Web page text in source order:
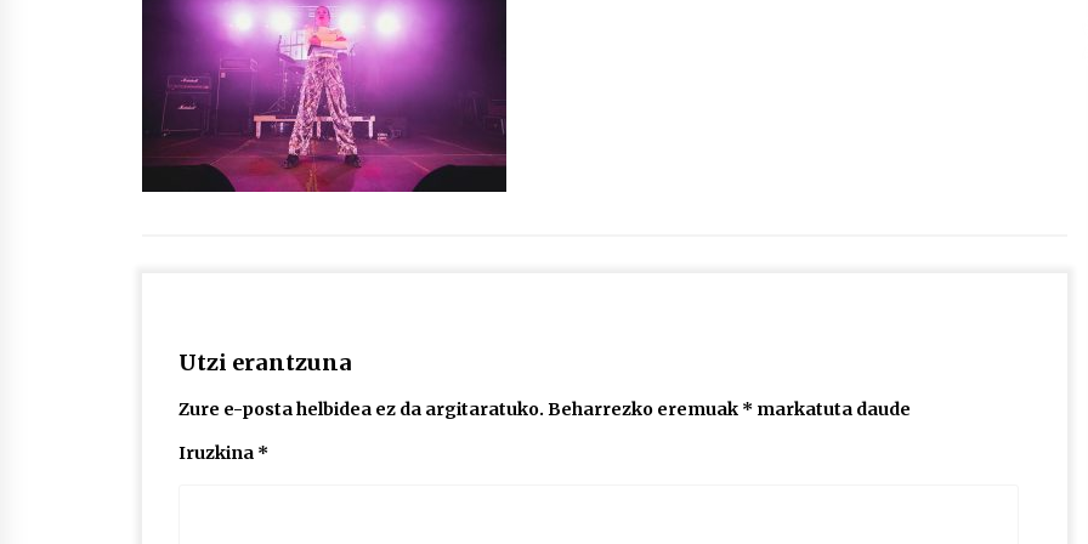
protagonista
2026/07/16
POTTO: San Pedro jaietako bertso-
saioa
2026/07/09
Utzi erantzuna
Zure e-posta helbidea ez da argitaratuko. Beharrezko eremuak * markatuta daude
Iruzkina *